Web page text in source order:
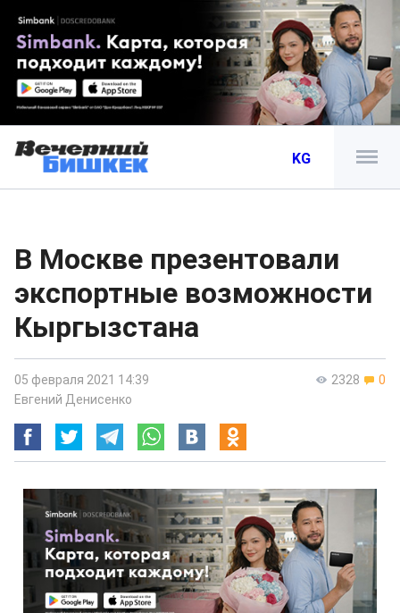
KG
В Москве презентовали
экспортные возможности
Кыргызстана
2328 0
05 февраля 2021 14:39
Евгений Денисенко